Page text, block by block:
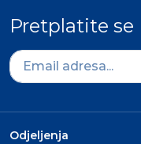
Pretplatite se
Odjeljenja